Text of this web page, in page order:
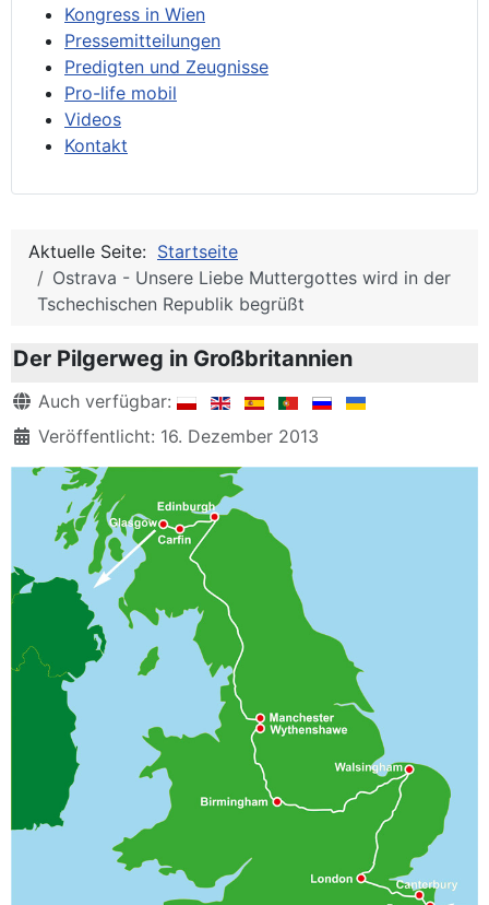
Kongress in Wien
Pressemitteilungen
Predigten und Zeugnisse
Pro-life mobil
Videos
Kontakt
Aktuelle Seite: Startseite
Ostrava - Unsere Liebe Muttergottes wird in der
Tschechischen Republik begrüßt
Der Pilgerweg in Großbritannien
DetailsAuch verfügbar:
Veröffentlicht: 16. Dezember 2013